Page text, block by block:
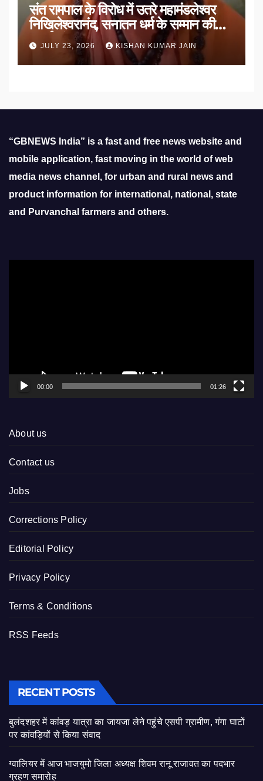
संत रामपाल के विरोध में उतरे महामंडलेश्वर
निखिलेश्वरानंद, सनातन धर्म के सम्मान की
उठाई मांग
JULY 23, 2026 KISHAN KUMAR JAIN
“GBNEWS India” is a fast and free news website and
mobile application, fast moving in the world of web
media news channel, for urban and rural news and
product information for international, national, state
and Purvanchal farmers and others.
00:00 01:26
About us
Contact us
Jobs
Corrections Policy
Editorial Policy
Privacy Policy
Terms & Conditions
RSS Feeds
RECENT POSTS
बुलंदशहर में कांवड़ यात्रा का जायजा लेने पहुंचे एसपी ग्रामीण, गंगा घाटों
पर कांवड़ियों से किया संवाद
ग्वालियर में आज भाजयुमो जिला अध्यक्ष शिवम रानू राजावत का पदभार
ग्रहण समारोह